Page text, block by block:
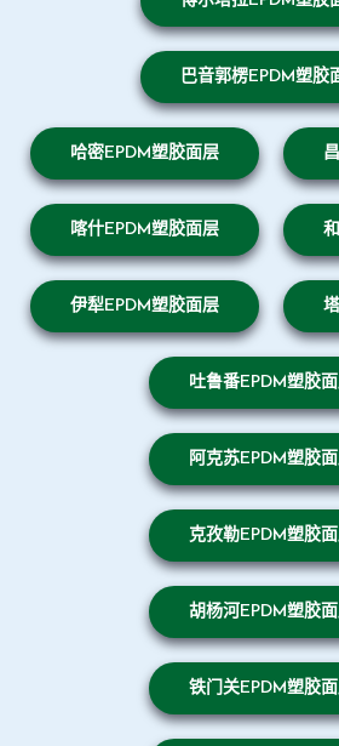
巴音郭楞EPDM塑胶
哈密EPDM塑胶面层
喀什EPDM塑胶面层
伊犁EPDM塑胶面层
吐鲁番EPDM塑胶
阿克苏EPDM塑胶
克孜勒EPDM塑胶
胡杨河EPDM塑胶
铁门关EPDM塑胶